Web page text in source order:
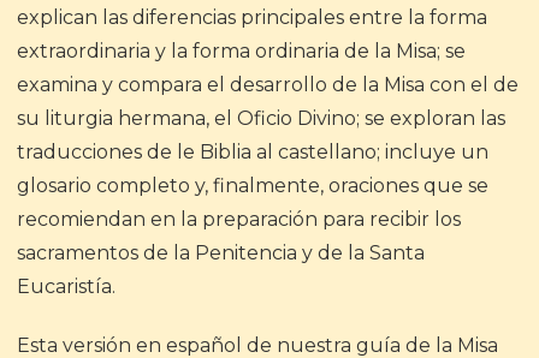
explican las diferencias principales entre la forma
extraordinaria y la forma ordinaria de la Misa; se
examina y compara el desarrollo de la Misa con el de
su liturgia hermana, el Oficio Divino; se exploran las
traducciones de le Biblia al castellano; incluye un
glosario completo y, finalmente, oraciones que se
recomiendan en la preparación para recibir los
sacramentos de la Penitencia y de la Santa
Eucaristía.
Esta versión en español de nuestra guía de la Misa